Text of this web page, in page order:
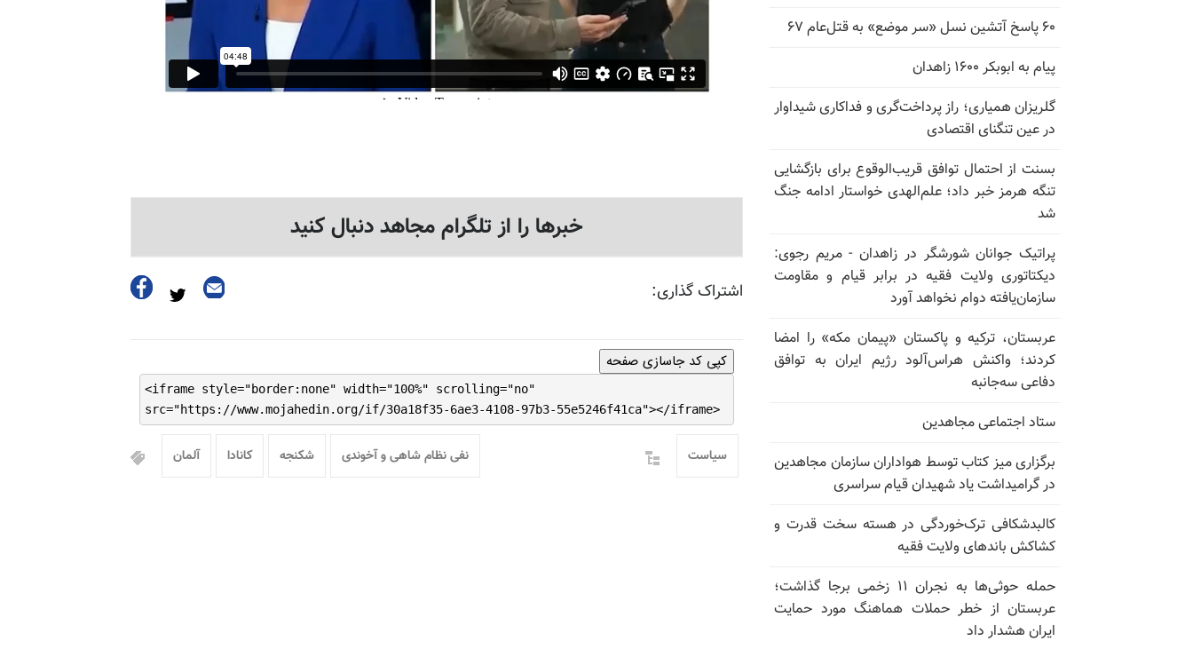
خبرها را از تلگرام مجاهد دنبال کنید
اشتراک گذاری:
کپی کد جاسازی صفحه
<iframe style="border:none" width="100%" scrolling="no"
src="https://www.mojahedin.org/if/30a18f35-6ae3-4108-97b3-55e5246f41ca"></iframe>
نفی نظام شاهی و آخوندی شکنجه کانادا آلمان سیاست
۶۰ پاسخ آتشین نسل «سر موضع» به قتل‌عام ۶۷
پیام به ابوبکر ۱۶۰۰ زاهدان
گلریزان همیاری؛ راز پرداخت‌گری و فداکاری شیداوار
در عین تنگنای اقتصادی
بسنت از احتمال توافق قریب‌الوقوع برای بازگشایی
تنگه هرمز خبر داد؛ علم‌الهدی خواستار ادامه جنگ
شد
پراتیک جوانان شورشگر در زاهدان - مریم رجوی:
دیکتاتوری ولایت فقیه در برابر قیام و مقاومت
سازمان‌یافته دوام نخواهد آورد
عربستان، ترکیه و پاکستان «پیمان مکه» را امضا
کردند؛ واکنش هراس‌آلود رژیم ایران به توافق
دفاعی سه‌جانبه
ستاد اجتماعی مجاهدین
برگزاری میز کتاب توسط هواداران سازمان مجاهدین
در گرامیداشت یاد شهیدان قیام سراسری
کالبدشکافی ترک‌خوردگی در هسته سخت قدرت و
کشاکش باندهای ولایت فقیه
حمله حوثی‌ها به نجران ۱۱ زخمی برجا گذاشت؛
عربستان از خطر حملات هماهنگ مورد حمایت
ایران هشدار داد